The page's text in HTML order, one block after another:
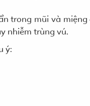
trong mũi và
nhiễm trùng vú.
ý: